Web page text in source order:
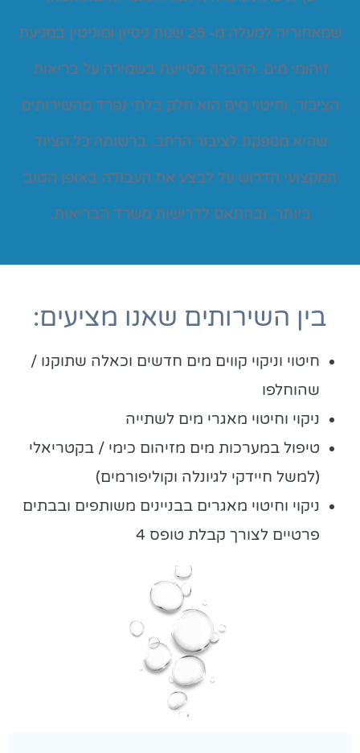
שמאחוריה למעלה מ- 25 שנות ניסיון ומוניטין במניעת
זיהומי מים. החברה מסייעת בשמירה על בריאות
הציבור, וחיטוי מים הוא חלק בלתי נפרד מהשירותים
שהיא מספקת לציבור הרחב. ברשותה כל הציוד
המקצועי הדרוש על לבצע את העבודה באופן הטוב
ביותר, ובהתאם לדרישות משרד הבריאות.
בין השירותים שאנו מציעים:
חיטוי וניקוי קווים מים חדשים וכאלה שתוקנו /
שהוחלפו
ניקוי וחיטוי מאגרי מים לשתייה
טיפול במערכות מים מזיהום כימי / בקטריאלי
(למשל חיידקי לגיונלה וקוליפורמים)
ניקוי וחיטוי מאגרים בבניינים משותפים ובבתים
פרטיים לצורך קבלת טופס 4